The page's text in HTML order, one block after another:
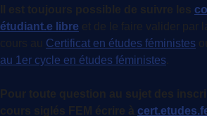
Il est toujours possible de suivre les
étudiant.e libre et de le faire valider par
cours au Certificat en études féministes
au 1er cycle en études féministes
Pour toute question au sujet des
cours siglés FEM écrire à